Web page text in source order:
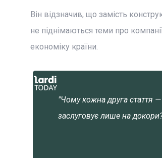
Він відзначив, що замість
не піднімаються теми про
економіку країни.
"Чому кожна друга стаття —
заслуговує лише на